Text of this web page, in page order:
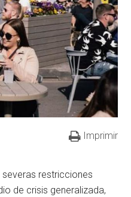
Imprimir
restricciones
de crisis generalizada,